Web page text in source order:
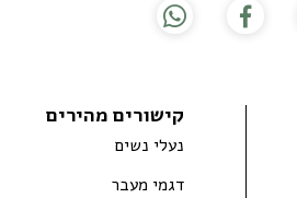
קישורים מהירים
נעלי נשים
דגמי מעבר